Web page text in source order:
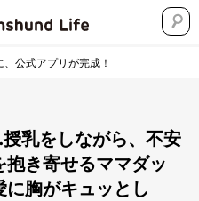
公式アプリが完成！
乳をしながら、不安
抱き寄せるママダッ
に胸がキュッとし